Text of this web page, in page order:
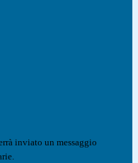
inviato un messaggio